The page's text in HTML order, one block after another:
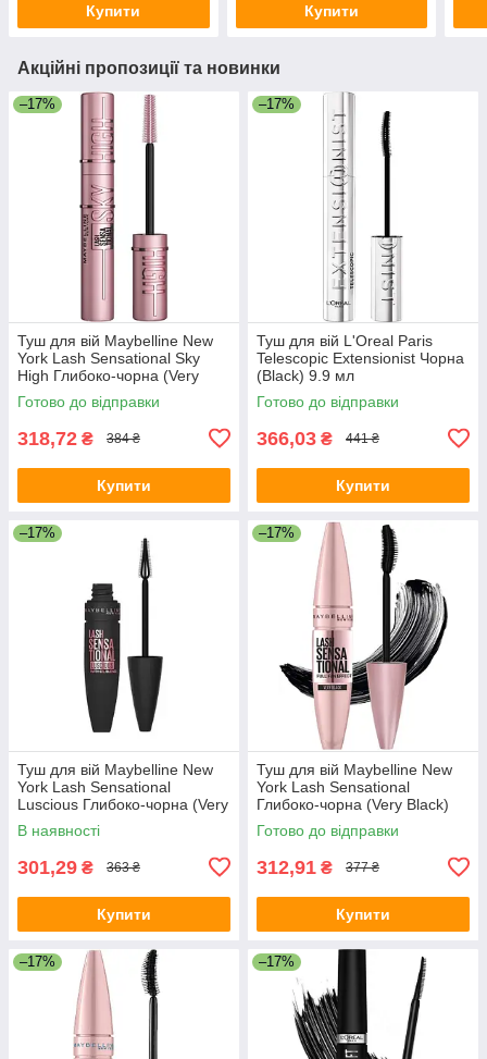
Купити Купити
Акційні пропозиції та новинки
–17%
Туш для вій Maybelline New
York Lash Sensational Sky
High Глибоко-чорна (Very
Black) 7.2 мл
Готово до відправки
318,72 ₴ 384 ₴
Купити
–17%
Туш для вій L'Oreal Paris
Telescopic Extensionist Чорна
(Black) 9.9 мл
Готово до відправки
366,03 ₴ 441 ₴
Купити
–17%
Туш для вій Maybelline New
York Lash Sensational
Luscious Глибоко-чорна (Very
Black) 9.5 мл
В наявності
301,29 ₴ 363 ₴
Купити
–17%
Туш для вій Maybelline New
York Lash Sensational
Глибоко-чорна (Very Black)
9.5 мл
Готово до відправки
312,91 ₴ 377 ₴
Купити
–17% –17%